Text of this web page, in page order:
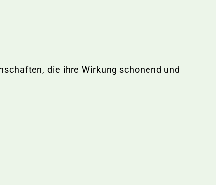
die ihre Wirkung schonend und